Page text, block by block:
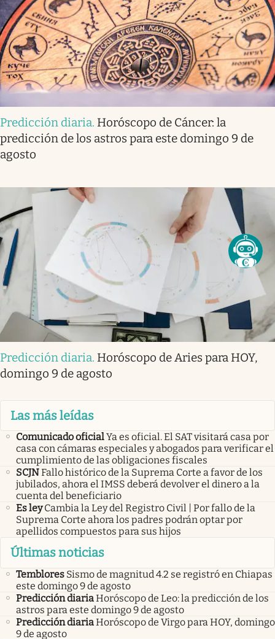
Predicción diaria. Horóscopo de Cáncer: la
predicción de los astros para este domingo 9 de
agosto
Predicción diaria. Horóscopo de Aries para HOY,
domingo 9 de agosto
Las más leídas
Comunicado oficialYa es oficial. El SAT visitará casa por
casa con cámaras especiales y abogados para verificar el
cumplimiento de las obligaciones fiscales
SCJNFallo histórico de la Suprema Corte a favor de los
jubilados, ahora el IMSS deberá devolver el dinero a la
cuenta del beneficiario
Es ley Cambia la Ley del Registro Civil | Por fallo de la
Suprema Corte ahora los padres podrán optar por
apellidos compuestos para sus hijos
Últimas noticias
Temblores Sismo de magnitud 4.2 se registró en Chiapas
este domingo 9 de agosto
Predicción diariaHoróscopo de Leo: la predicción de los
astros para este domingo 9 de agosto
Predicción diariaHoróscopo de Virgo para HOY, domingo
9 de agosto